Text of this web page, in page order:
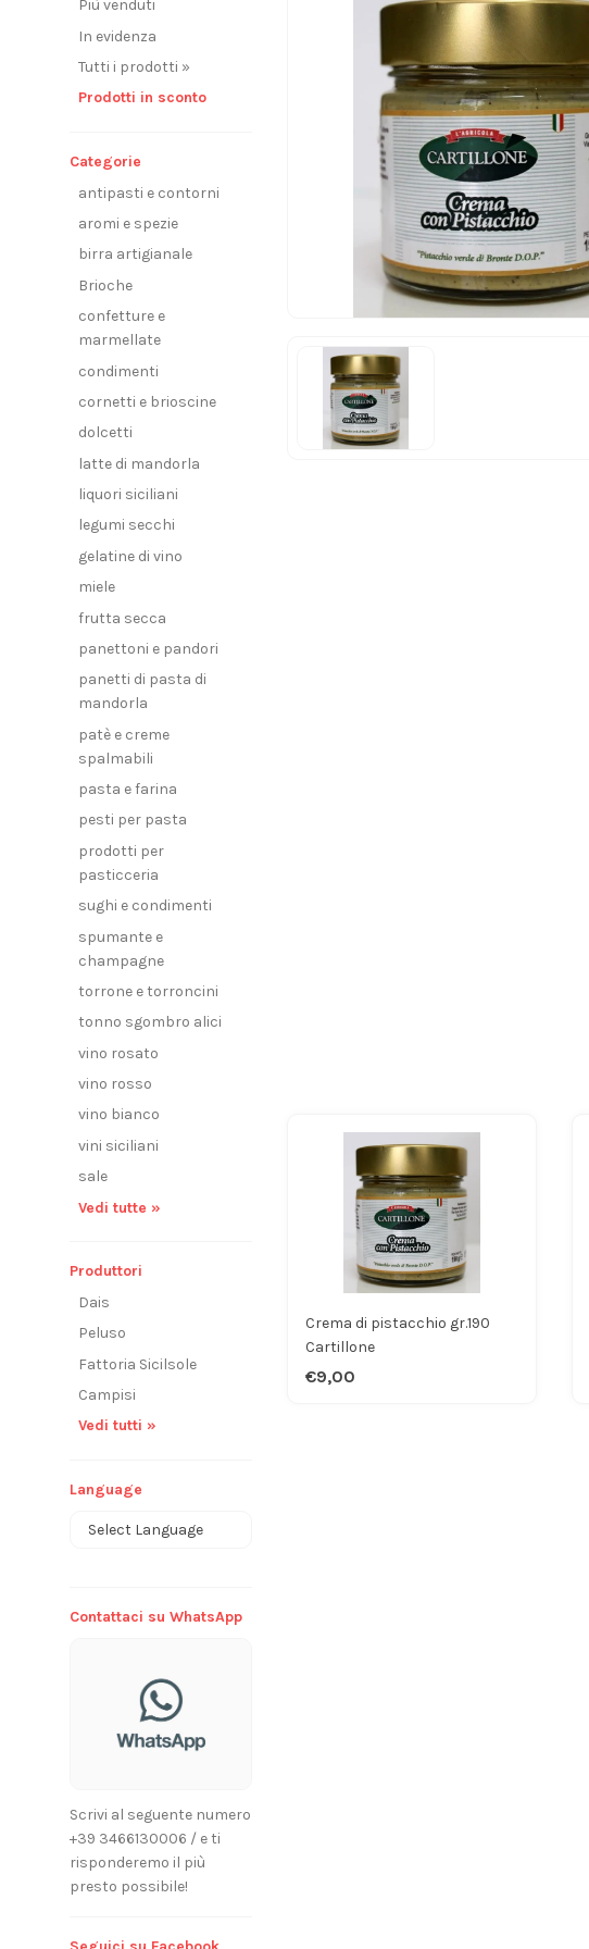
Più venduti
In evidenza
Tutti i prodotti »
Prodotti in sconto
Categorie
antipasti e contorni
aromi e spezie
birra artigianale
Brioche
confetture e
marmellate
condimenti
cornetti e brioscine
dolcetti
latte di mandorla
liquori siciliani
legumi secchi
gelatine di vino
miele
frutta secca
panettoni e pandori
panetti di pasta di
mandorla
patè e creme
spalmabili
pasta e farina
pesti per pasta
prodotti per
pasticceria
sughi e condimenti
spumante e
champagne
torrone e torroncini
tonno sgombro alici
vino rosato
vino rosso
vino bianco
vini siciliani
sale
Vedi tutte »
Produttori
Dais
Peluso
Fattoria Sicilsole
Campisi
Vedi tutti »
Language
Contattaci su WhatsApp
Scrivi al seguente numero
+39 3466130006 / e ti
risponderemo il più
presto possibile!
Crema di pistacchio gr.190
Cartillone
€9,00